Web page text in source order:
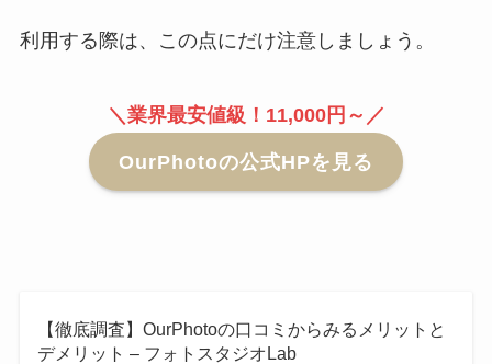
利用する際は、この点にだけ注意しましょう。
＼業界最安値級！11,000円～／
OurPhotoの公式HPを見る
【徹底調査】OurPhotoの口コミからみるメリットと
デメリット – フォトスタジオLab